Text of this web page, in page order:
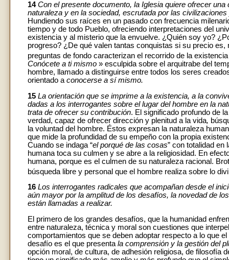
14 Con el presente documento, la Iglesia quiere ofrecer
naturaleza y en la sociedad, escrutada por las
Hundiendo sus raíces en un pasado con frecuencia
tiempo y de todo Pueblo, ofreciendo interpretaciones del
existencia y al misterio que la envuelve. ¿Quién soy yo?
progreso? ¿De qué valen tantas conquistas si su precio
preguntas de fondo caracterizan el recorrido de la
Conócete a ti mismo » esculpida sobre el arquitrabe del
hombre, llamado a distinguirse entre todos los seres
orientado a conocerse a sí mismo.
15 La orientación que se imprime a la existencia, a la
dadas a los interrogantes sobre el lugar del hombre en la
trata de ofrecer su contribución. El significado profundo de
verdad, capaz de ofrecer dirección y plenitud a la vida,
la voluntad del hombre. Éstos expresan la naturaleza
que mide la profundidad de su empeño con la propia
Cuando se indaga “el porqué de las cosas” con totalidad
humana toca su culmen y se abre a la religiosidad. En
humana, porque es el culmen de su naturaleza racional.
búsqueda libre y personal que el hombre realiza sobre lo
16 Los interrogantes radicales que acompañan desde el
aún mayor por la amplitud de los desafíos, la novedad de
están llamadas a realizar.
El primero de los grandes desafíos, que la humanidad
entre naturaleza, técnica y moral son cuestiones que
comportamientos que se deben adoptar respecto a lo que
desafío es el que presenta la comprensión y la gestión del
opción moral, de cultura, de adhesión religiosa, de filosofía